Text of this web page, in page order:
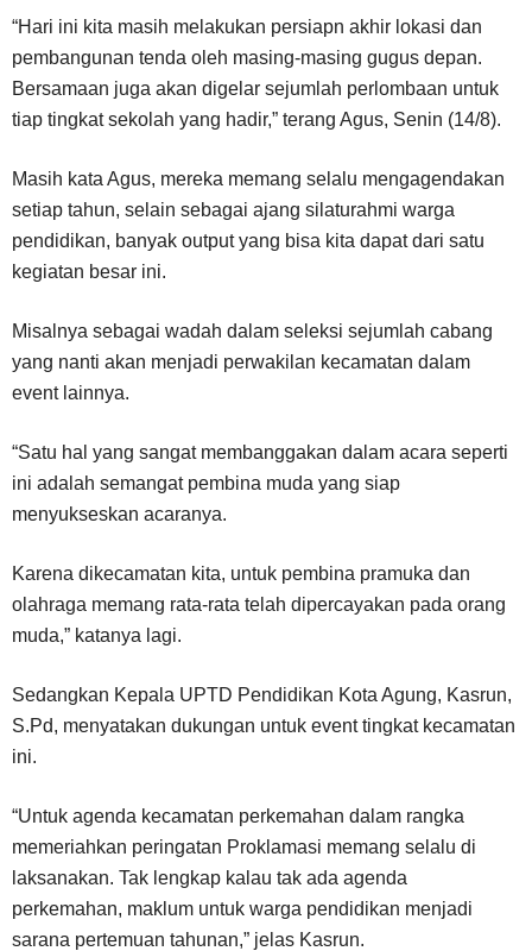
“Hari ini kita masih melakukan persiapn akhir lokasi dan
pembangunan tenda oleh masing-masing gugus depan.
Bersamaan juga akan digelar sejumlah perlombaan untuk
tiap tingkat sekolah yang hadir,” terang Agus, Senin (14/8).
Masih kata Agus, mereka memang selalu mengagendakan
setiap tahun, selain sebagai ajang silaturahmi warga
pendidikan, banyak output yang bisa kita dapat dari satu
kegiatan besar ini.
Misalnya sebagai wadah dalam seleksi sejumlah cabang
yang nanti akan menjadi perwakilan kecamatan dalam
event lainnya.
“Satu hal yang sangat membanggakan dalam acara seperti
ini adalah semangat pembina muda yang siap
menyukseskan acaranya.
Karena dikecamatan kita, untuk pembina pramuka dan
olahraga memang rata-rata telah dipercayakan pada orang
muda,” katanya lagi.
Sedangkan Kepala UPTD Pendidikan Kota Agung, Kasrun,
S.Pd, menyatakan dukungan untuk event tingkat kecamatan
ini.
“Untuk agenda kecamatan perkemahan dalam rangka
memeriahkan peringatan Proklamasi memang selalu di
laksanakan. Tak lengkap kalau tak ada agenda
perkemahan, maklum untuk warga pendidikan menjadi
sarana pertemuan tahunan,” jelas Kasrun.